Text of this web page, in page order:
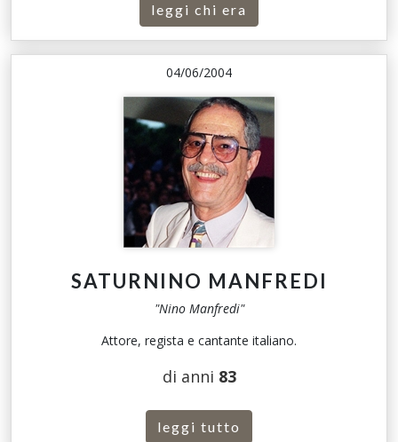
leggi chi era
04/06/2004
SATURNINO MANFREDI
"Nino Manfredi"
Attore, regista e cantante italiano.
di anni 83
leggi tutto